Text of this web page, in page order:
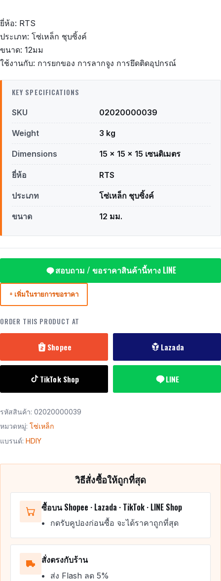
ยี่ห้อ: RTS
ประเภท: โซ่เหล็ก ชุบซิ้งค์
ขนาด: 12มม
ใช้งานกับ: การยกของ การลากจูง การยึดติดอุปกรณ์
KEY SPECIFICATIONS
SKU 02020000039
Weight 3 kg
Dimensions 15 × 15 × 15 เซนติเมตร
ยี่ห้อ RTS
ประเภท โซ่เหล็ก ชุบซิ้งค์
ขนาด 12 มม.
สอบถาม / ขอราคาสินค้านี้ทาง LINE
+ เพิ่มในรายการขอราคา
ORDER THIS PRODUCT AT
Shopee Lazada
TikTok Shop LINE
รหัสสินค้า: 02020000039
หมวดหมู่: โซ่เหล็ก
แบรนด์: HDIY
วิธีสั่งซื้อให้ถูกที่สุด
ซื้อบน Shopee · Lazada · TikTok · LINE Shop
กดรับคูปองก่อนซื้อ จะได้ราคาถูกที่สุด
สั่งตรงกับร้าน
ส่ง Flash ลด 5%